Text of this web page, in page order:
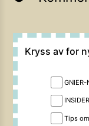
Kryss av for
Tips